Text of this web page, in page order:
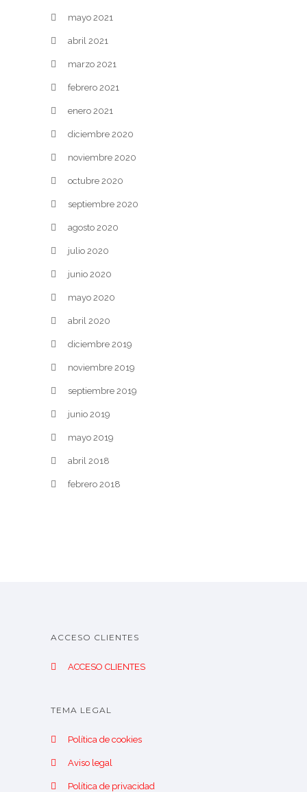
mayo 2021
abril 2021
marzo 2021
febrero 2021
enero 2021
diciembre 2020
noviembre 2020
octubre 2020
septiembre 2020
agosto 2020
julio 2020
junio 2020
mayo 2020
abril 2020
diciembre 2019
noviembre 2019
septiembre 2019
junio 2019
mayo 2019
abril 2018
febrero 2018
ACCESO CLIENTES
ACCESO CLIENTES
TEMA LEGAL
Política de cookies
Aviso legal
Política de privacidad